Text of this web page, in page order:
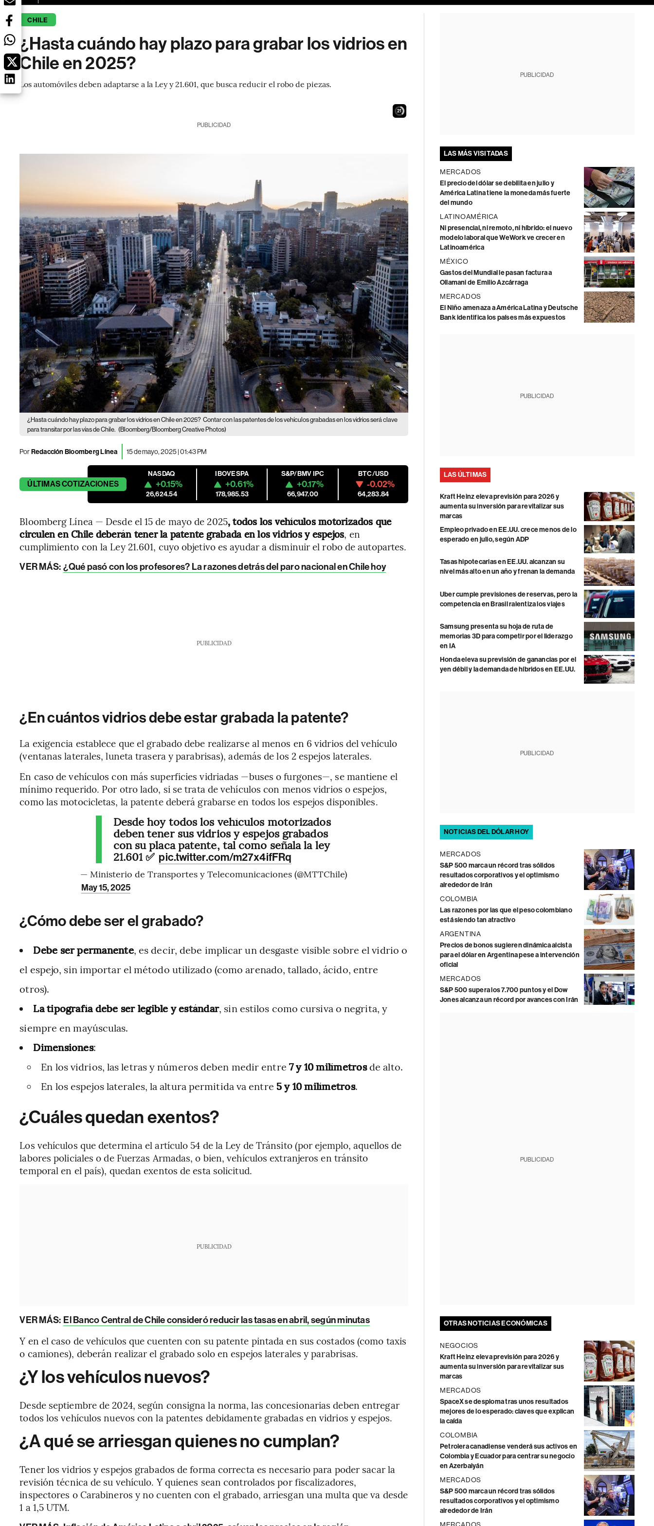
CHILE
¿Hasta cuándo hay plazo para grabar los vidrios en
Chile en 2025?
Los automóviles deben adaptarse a la Ley y 21.601, que busca reducir el robo de piezas.
20
PUBLICIDAD
¿Hasta cuándo hay plazo para grabar los vidrios en Chile en 2025? Contar con las patentes de los vehículos grabadas en los vidrios será clave
para transitar por las vías de Chile. (Bloomberg/Bloomberg Creative Photos)
PorRedacción Bloomberg Línea 15 de mayo, 2025 | 01:43 PM
ÚLTIMASCOTIZACIONES
NASDAQ
+0.15%
26,624.54
IBOVESPA
+0.61%
178,985.53
S&P/BMV IPC
+0.17%
66,947.00
BTC/USD
-0.02%
64,283.84
Bloomberg Línea — Desde el 15 de mayo de 2025, todos los vehículos motorizados que
circulen en Chile deberán tener la patente grabada en los vidrios y espejos, en
cumplimiento con la Ley 21.601, cuyo objetivo es ayudar a disminuir el robo de autopartes.
VER MÁS: ¿Qué pasó con los profesores? La razones detrás del paro nacional en Chile hoy
PUBLICIDAD
¿En cuántos vidrios debe estar grabada la patente?
La exigencia establece que el grabado debe realizarse al menos en 6 vidrios del vehículo
(ventanas laterales, luneta trasera y parabrisas), además de los 2 espejos laterales.
En caso de vehículos con más superficies vidriadas —buses o furgones—, se mantiene el
mínimo requerido. Por otro lado, si se trata de vehículos con menos vidrios o espejos,
como las motocicletas, la patente deberá grabarse en todos los espejos disponibles.
Desde hoy todos los vehículos motorizados
deben tener sus vidrios y espejos grabados
con su placa patente, tal como señala la ley
21.601 ✅ pic.twitter.com/m27x4ifFRq
— Ministerio de Transportes y Telecomunicaciones (@MTTChile)
May 15, 2025
¿Cómo debe ser el grabado?
Debe ser permanente, es decir, debe implicar un desgaste visible sobre el vidrio o
el espejo, sin importar el método utilizado (como arenado, tallado, ácido, entre
otros).
La tipografía debe ser legible y estándar, sin estilos como cursiva o negrita, y
siempre en mayúsculas.
Dimensiones:
En los vidrios, las letras y números deben medir entre 7 y 10 milímetrosde alto.
En los espejos laterales, la altura permitida va entre 5 y 10 milímetros.
¿Cuáles quedan exentos?
Los vehículos que determina el artículo 54 de la Ley de Tránsito (por ejemplo, aquellos de
labores policiales o de Fuerzas Armadas, o bien, vehículos extranjeros en tránsito
temporal en el país), quedan exentos de esta solicitud.
PUBLICIDAD
VER MÁS: El Banco Central de Chile consideró reducir las tasas en abril, según minutas
Y en el caso de vehículos que cuenten con su patente pintada en sus costados (como taxis
o camiones), deberán realizar el grabado solo en espejos laterales y parabrisas.
¿Y los vehículos nuevos?
Desde septiembre de 2024, según consigna la norma, las concesionarias deben entregar
todos los vehículos nuevos con la patentes debidamente grabadas en vidrios y espejos.
¿A qué se arriesgan quienes no cumplan?
Tener los vidrios y espejos grabados de forma correcta es necesario para poder sacar la
revisión técnica de su vehículo. Y quienes sean controlados por fiscalizadores,
inspectores o Carabineros y no cuenten con el grabado, arriesgan una multa que va desde
1 a 1,5 UTM.
PUBLICIDAD
LAS MÁS VISITADAS
MERCADOS
El precio del dólar se debilita en julio y
América Latina tiene la moneda más fuerte
del mundo
LATINOAMÉRICA
Ni presencial, ni remoto, ni híbrido: el nuevo
modelo laboral que WeWork ve crecer en
Latinoamérica
MÉXICO
Gastos del Mundial le pasan factura a
Ollamani de Emilio Azcárraga
MERCADOS
El Niño amenaza a América Latina y Deutsche
Bank identifica los países más expuestos
PUBLICIDAD
LAS ÚLTIMAS
Kraft Heinz eleva previsión para 2026 y
aumenta su inversión para revitalizar sus
marcas
Empleo privado en EE.UU. crece menos de lo
esperado en julio, según ADP
Tasas hipotecarias en EE.UU. alcanzan su
nivel más alto en un año y frenan la demanda
Uber cumple previsiones de reservas, pero la
competencia en Brasil ralentiza los viajes
Samsung presenta su hoja de ruta de
memorias 3D para competir por el liderazgo
en IA
Honda eleva su previsión de ganancias por el
yen débil y la demanda de híbridos en EE.UU.
PUBLICIDAD
NOTICIAS DEL DÓLAR HOY
MERCADOS
S&P 500 marca un récord tras sólidos
resultados corporativos y el optimismo
alrededor de Irán
COLOMBIA
Las razones por las que el peso colombiano
está siendo tan atractivo
ARGENTINA
Precios de bonos sugieren dinámica alcista
para el dólar en Argentina pese a intervención
oficial
MERCADOS
S&P 500 supera los 7.700 puntos y el Dow
Jones alcanza un récord por avances con Irán
PUBLICIDAD
OTRAS NOTICIAS ECONÓMICAS
NEGOCIOS
Kraft Heinz eleva previsión para 2026 y
aumenta su inversión para revitalizar sus
marcas
MERCADOS
SpaceX se desploma tras unos resultados
mejores de lo esperado: claves que explican
la caída
COLOMBIA
Petrolera canadiense venderá sus activos en
Colombia y Ecuador para centrar su negocio
en Azerbaiyán
MERCADOS
S&P 500 marca un récord tras sólidos
resultados corporativos y el optimismo
alrededor de Irán
MERCADOS